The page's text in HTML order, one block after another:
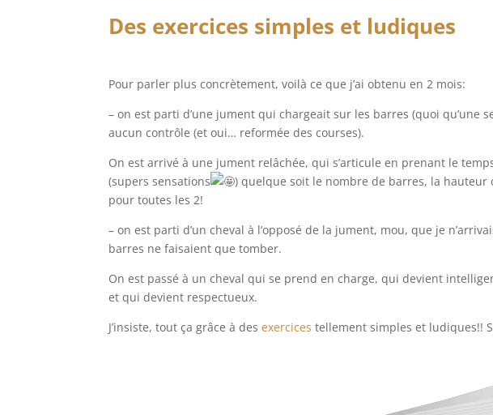
Des exercices simples et ludiques
Pour parler plus concrètement, voilà ce que j’ai obtenu en 2 mois:
– on est parti d’une jument qui chargeait sur les barres (quoi qu’une
aucun contrôle (et oui… reformée des courses).
On est arrivé à une jument relâchée, qui s’articule en prenant le
(supers sensations
) quelque soit le nombre de barres, la
pour toutes les 2!
– on est parti d’un cheval à l’opposé de la jument, mou, que je
barres ne faisaient que tomber.
On est passé à un cheval qui se prend en charge, qui devient
et qui devient respectueux.
J’insiste, tout ça grâce à desexercices tellement simples et ludiques!!